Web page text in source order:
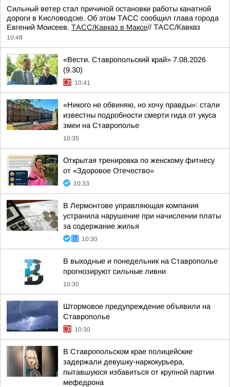
Сильный ветер стал причиной остановки работы канатной
дороги в Кисловодске. Об этом ТАСС сообщил глава города
Евгений Моисеев. ТАСС/Кавказ в Максе// ТАСС/Кавказ
10:48
«Вести. Ставропольский край» 7.08.2026
(9.30)
10:41
«Никого не обвиняю, но хочу правды»: стали
известны подробности смерти гида от укуса
змеи на Ставрополье
10:35
Открытая тренировка по женскому фитнесу
от «Здоровое Отечество»
10:33
В Лермонтове управляющая компания
устранила нарушение при начислении платы
за содержание жилья
10:30
В выходные и понедельник на Ставрополье
прогнозируют сильные ливни
10:30
Штормовое предупреждение объявили на
Ставрополье
10:30
В Ставропольском крае полицейские
задержали девушку-наркокурьера,
пытавшуюся избавиться от крупной партии
мефедрона